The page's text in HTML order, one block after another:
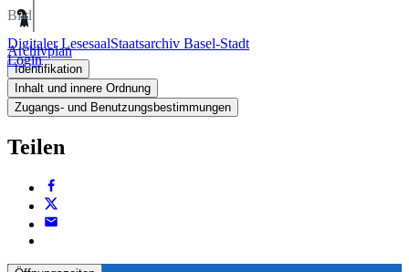
Digitaler LesesaalStaatsarchiv Basel-Stadt
Login
Bild
Archivplan
Identifikation
Inhalt und innere Ordnung
Zugangs- und Benutzungsbestimmungen
Teilen